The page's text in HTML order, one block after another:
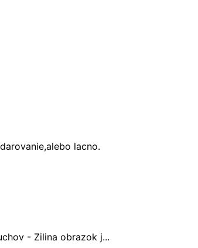
lacno.
- Zilina obrazok j...